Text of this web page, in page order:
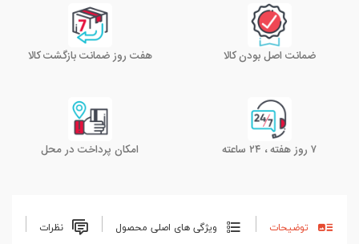
ضمانت اصل بودن کالا هفت روز ضمانت بازگشت کالا
۷ روز هفته ، ۲۴ ساعته امکان پرداخت در محل
توضیحات ویژگی های اصلی محصول نظرات